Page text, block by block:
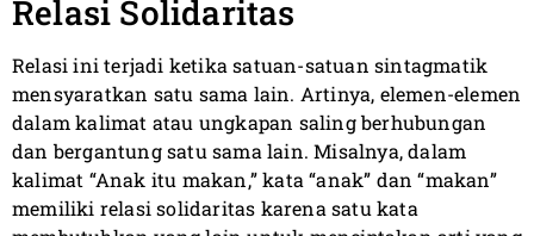
Relasi Solidaritas
Relasi ini terjadi ketika satuan-satuan sintagmatik
mensyaratkan satu sama lain. Artinya, elemen-elemen
dalam kalimat atau ungkapan saling berhubungan
dan bergantung satu sama lain. Misalnya, dalam
kalimat “Anak itu makan,” kata “anak” dan “makan”
memiliki relasi solidaritas karena satu kata